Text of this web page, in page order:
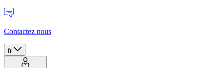
Contactez nous
fr